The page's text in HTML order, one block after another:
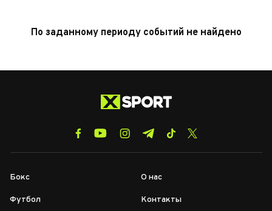
По заданному периоду событий не найдено
Бокс
Футбол
О нас
Контакты